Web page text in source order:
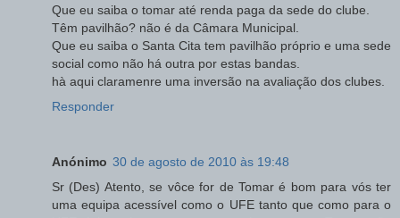
Que eu saiba o tomar até renda paga da sede do clube.
Têm pavilhão? não é da Câmara Municipal.
Que eu saiba o Santa Cita tem pavilhão próprio e uma sede
social como não há outra por estas bandas.
hà aqui claramenre uma inversão na avaliação dos clubes.
Responder
Anónimo 30 de agosto de 2010 às 19:48
Sr (Des) Atento, se vôce for de Tomar é bom para vós ter
uma equipa acessível como o UFE tanto que como para o